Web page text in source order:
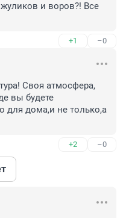
и воров?! Все
+1 –0
Своя атмосфера,
вы будете
для дома,и не только,а
+2 –0